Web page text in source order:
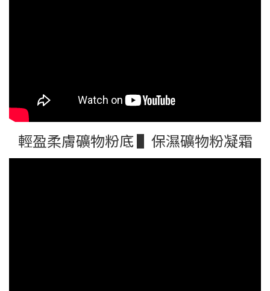
輕盈柔膚礦物粉底 ▌保濕礦物粉凝霜